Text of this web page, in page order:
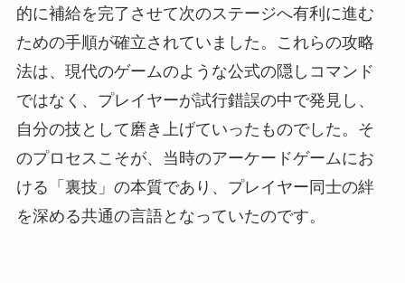
的に補給を完了させて次のステージへ有利に進む
ための手順が確立されていました。これらの攻略
法は、現代のゲームのような公式の隠しコマンド
ではなく、プレイヤーが試行錯誤の中で発見し、
自分の技として磨き上げていったものでした。そ
のプロセスこそが、当時のアーケードゲームにお
ける「裏技」の本質であり、プレイヤー同士の絆
を深める共通の言語となっていたのです。